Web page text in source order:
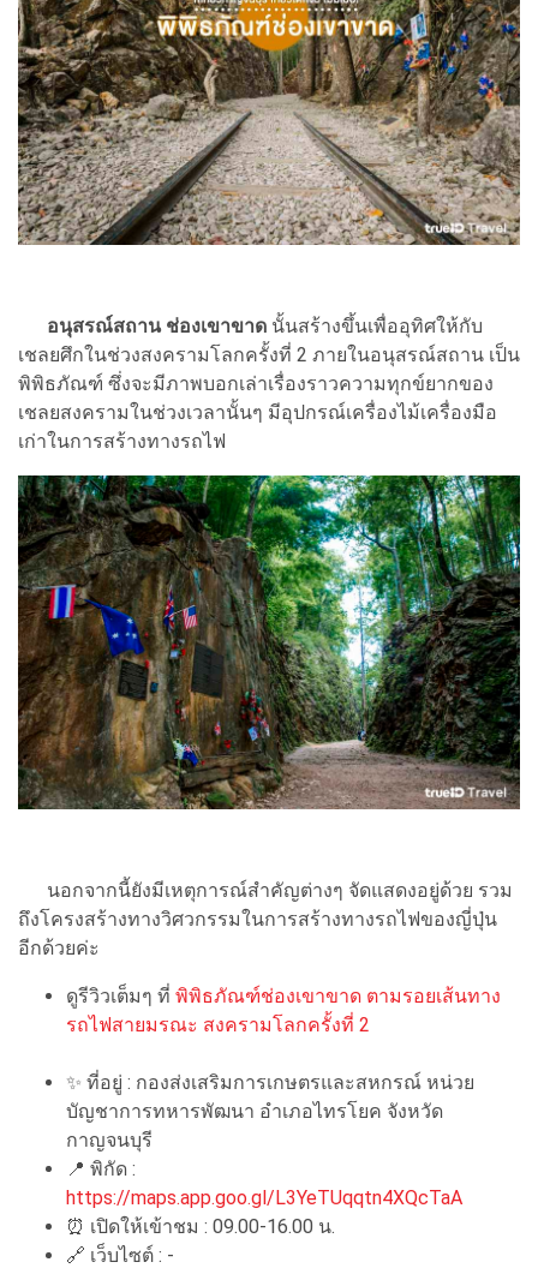
อนุสรณ์สถาน ช่องเขาขาด นั้นสร้างขึ้นเพื่ออุทิศให้กับ
เชลยศึกในช่วงสงครามโลกครั้งที่ 2 ภายในอนุสรณ์สถาน เป็น
พิพิธภัณฑ์ ซึ่งจะมีภาพบอกเล่าเรื่องราวความทุกข์ยากของ
เชลยสงครามในช่วงเวลานั้นๆ มีอุปกรณ์เครื่องไม้เครื่องมือ
เก่าในการสร้างทางรถไฟ
นอกจากนี้ยังมีเหตุการณ์สำคัญต่างๆ จัดแสดงอยู่ด้วย รวม
ถึงโครงสร้างทางวิศวกรรมในการสร้างทางรถไฟของญี่ปุ่น
อีกด้วยค่ะ
ดูรีวิวเต็มๆ ที่ พิพิธภัณฑ์ช่องเขาขาด ตามรอยเส้นทาง
รถไฟสายมรณะ สงครามโลกครั้งที่ 2
✨ ที่อยู่ : กองส่งเสริมการเกษตรและสหกรณ์ หน่วย
บัญชาการทหารพัฒนา อำเภอไทรโยค จังหวัด
กาญจนบุรี
📍 พิกัด :
https://maps.app.goo.gl/L3YeTUqqtn4XQcTaA
⏰ เปิดให้เข้าชม : 09.00-16.00 น.
🔗 เว็บไซต์ : -